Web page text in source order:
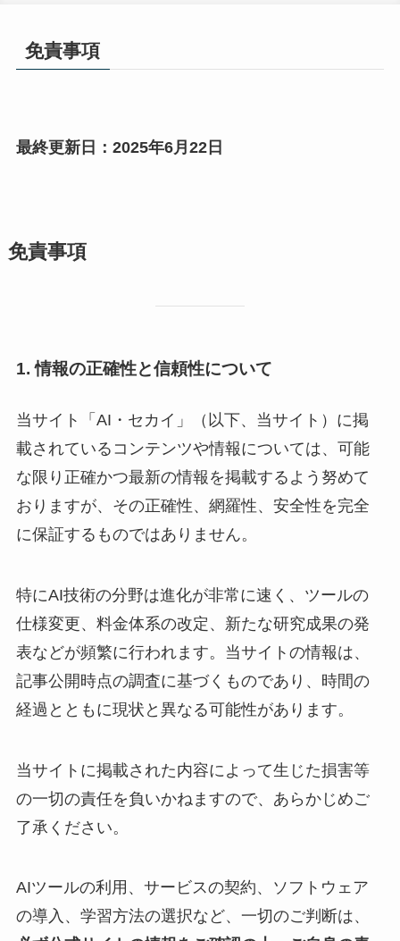
免責事項
最終更新日：2025年6月22日
免責事項
1. 情報の正確性と信頼性について
当サイト「AI・セカイ」（以下、当サイト）に掲
載されているコンテンツや情報については、可能
な限り正確かつ最新の情報を掲載するよう努めて
おりますが、その正確性、網羅性、安全性を完全
に保証するものではありません。
特にAI技術の分野は進化が非常に速く、ツールの
仕様変更、料金体系の改定、新たな研究成果の発
表などが頻繁に行われます。当サイトの情報は、
記事公開時点の調査に基づくものであり、時間の
経過とともに現状と異なる可能性があります。
当サイトに掲載された内容によって生じた損害等
の一切の責任を負いかねますので、あらかじめご
了承ください。
AIツールの利用、サービスの契約、ソフトウェア
の導入、学習方法の選択など、一切のご判断は、